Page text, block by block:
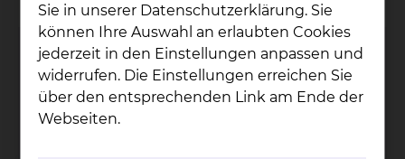
Sie in unserer Datenschutzerklärung. Sie
können Ihre Auswahl an erlaubten Cookies
jederzeit in den Einstellungen anpassen und
widerrufen. Die Einstellungen erreichen Sie
über den entsprechenden Link am Ende der
Webseiten.